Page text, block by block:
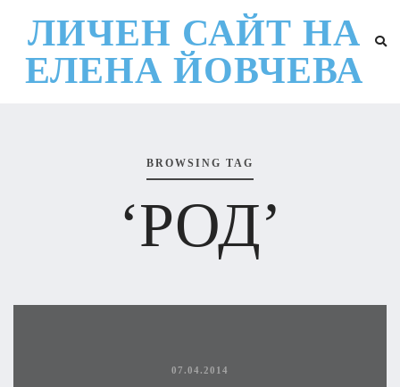
ЛИЧЕН САЙТ НА
ЕЛЕНА ЙОВЧЕВА
BROWSING TAG
‘РОД’
07.04.2014